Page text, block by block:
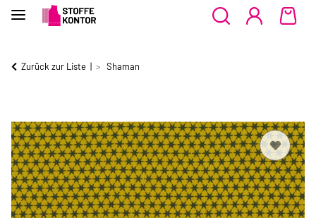
Zurück zur Liste Shaman